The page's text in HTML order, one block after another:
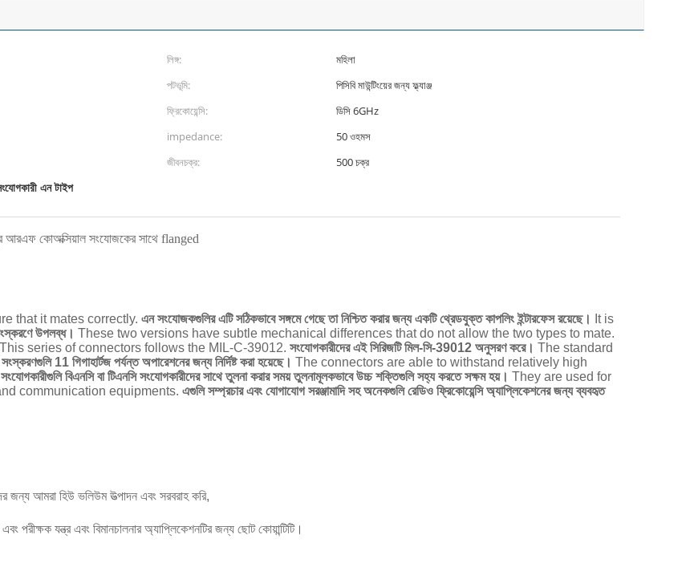
লিঙ্গ:
মহিলা
পটভূমি:
পিসিবি মাউন্টিংয়ের জন্য ফ্ল্যাঞ্জ
ফ্রিকোয়েন্সি:
ডিসি 6GHz
impedance:
50 ওহমস
জীবনচক্র:
500 চক্র
এন টাইপ
আরএফ কোঅক্সিয়াল সংযোজকের সাথে flanged
that it mates correctly. এন সংযোজকগুলির এটি সঠিকভাবে সঙ্গমে গেছে তা নিশ্চিত করার জন্য একটি থ্রেডযুক্ত কাপলিং ইন্টারফেস রয়েছে।
It is
উপলব্ধ। These two versions have subtle mechanical differences that do not allow the two types to mate.
This series of connectors follows the MIL-C-39012. সংযোগকারীদের এই সিরিজটি মিল-সি-39012 অনুসরণ করে। The standard
সংস্করণগুলি 11 গিগাহার্টজ পর্যন্ত অপারেশনের জন্য নির্দিষ্ট করা হয়েছে। The connectors are able to withstand relatively high
সংযোগকারীগুলি বিএনসি বা টিএনসি সংযোগকারীদের সাথে তুলনা করার সময় তুলনামূলকভাবে উচ্চ শক্তিগুলি সহ্য করতে সক্ষম হয়। They are used for
communication equipments. এগুলি সম্প্রচার এবং যোগাযোগ সরঞ্জামাদি সহ অনেকগুলি রেডিও ফ্রিকোয়েন্সি অ্যাপ্লিকেশনের জন্য ব্যবহৃত
জন্য আমরা হিউ ভলিউম উত্পাদন এবং সরবরাহ করি,
পরীক্ষক যন্ত্র এবং বিমানচালনার অ্যাপ্লিকেশনটির জন্য ছোট কোয়ান্টিটি।